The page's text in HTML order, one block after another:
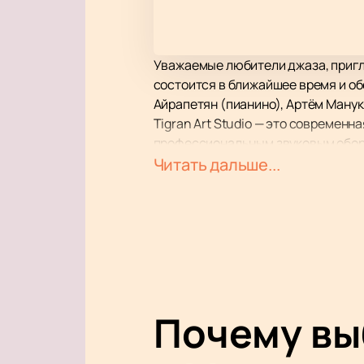
Уважаемые любители джаза,
состоится в ближайшее время и
Айрапетян (пианино), Артём
Tigran Art Studio — это
профессиональным звуковым
музыкальных произведений.
избежать очередей в день
Купить билеты на нашем сайте
Читать дальше...
Почему